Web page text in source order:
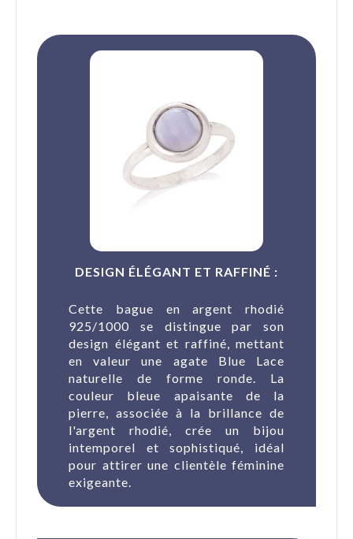
DESIGN ÉLÉGANT ET RAFFINÉ :
Cette bague en argent rhodié
925/1000 se distingue par son
design élégant et raffiné, mettant
en valeur une agate Blue Lace
naturelle de forme ronde. La
couleur bleue apaisante de la
pierre, associée à la brillance de
l'argent rhodié, crée un bijou
intemporel et sophistiqué, idéal
pour attirer une clientèle féminine
exigeante.